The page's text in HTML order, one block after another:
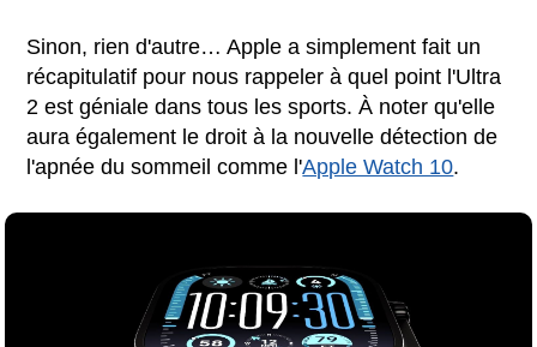
Sinon, rien d'autre… Apple a simplement fait un
récapitulatif pour nous rappeler à quel point l'Ultra
2 est géniale dans tous les sports. À noter qu'elle
aura également le droit à la nouvelle détection de
l'apnée du sommeil comme l'Apple Watch 10.